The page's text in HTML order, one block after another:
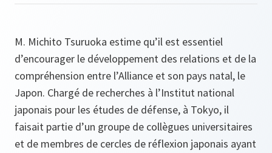
M. Michito Tsuruoka estime qu’il est essentiel
d’encourager le développement des relations et de la
compréhension entre l’Alliance et son pays natal, le
Japon. Chargé de recherches à l’Institut national
japonais pour les études de défense, à Tokyo, il
faisait partie d’un groupe de collègues universitaires
et de membres de cercles de réflexion japonais ayant